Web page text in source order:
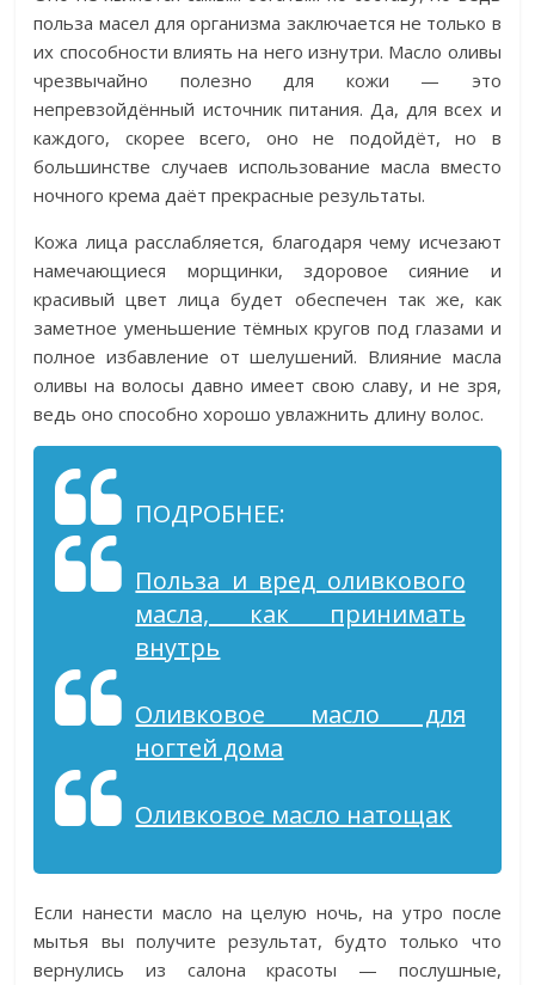
польза масел для организма заключается не только в
их способности влиять на него изнутри. Масло оливы
чрезвычайно полезно для кожи — это
непревзойдённый источник питания. Да, для всех и
каждого, скорее всего, оно не подойдёт, но в
большинстве случаев использование масла вместо
ночного крема даёт прекрасные результаты.
Кожа лица расслабляется, благодаря чему исчезают
намечающиеся морщинки, здоровое сияние и
красивый цвет лица будет обеспечен так же, как
заметное уменьшение тёмных кругов под глазами и
полное избавление от шелушений. Влияние масла
оливы на волосы давно имеет свою славу, и не зря,
ведь оно способно хорошо увлажнить длину волос.
ПОДРОБНЕЕ:
Польза и вред оливкового
масла, как принимать
внутрь
Оливковое масло для
ногтей дома
Оливковое масло натощак
Если нанести масло на целую ночь, на утро после
мытья вы получите результат, будто только что
вернулись из салона красоты — послушные,